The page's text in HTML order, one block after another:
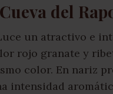
Cueva del
un atractivo e
rojo granate y
color. En nariz
intensidad